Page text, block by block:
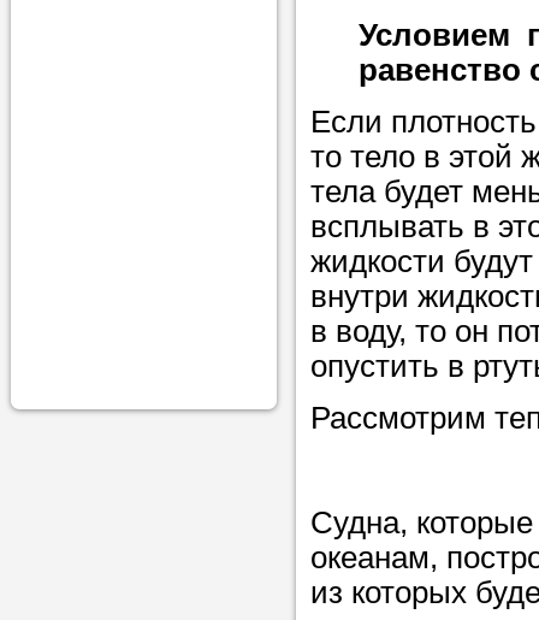
вопросам
Задайте
Больше не
голову, к
помощью -
Nado5.ru!
Наши
помогут
советам,
репетитора
Условием
равенство
Если
то тело в этой
тела будет
всплывать в
жидкости
внутри
в воду, то он
опустить в
Рассмотрим
Судна,
океанам,
из которых